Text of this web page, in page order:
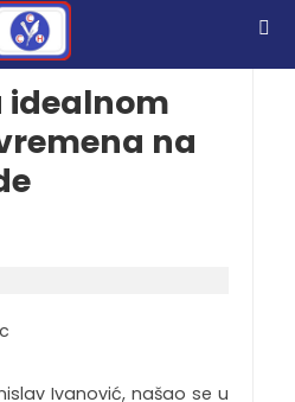
idealnom
na
Ivanović, našao se u